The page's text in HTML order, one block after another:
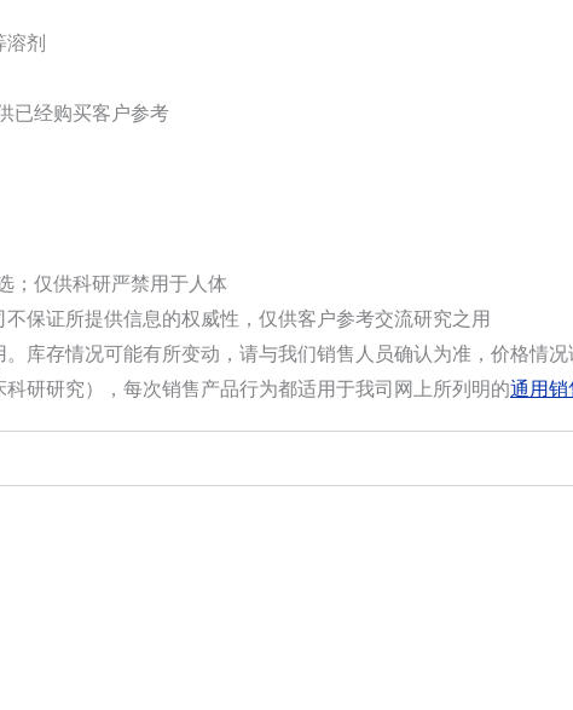
溶剂
已经购买客户参考
；仅供科研严禁用于人体
保证所提供信息的权威性，仅供客户参考交流研究之用
库存情况可能有所变动，请与我们销售人员确认为准，价格情况
研研究），每次销售产品行为都适用于我司网上所列明的通用销